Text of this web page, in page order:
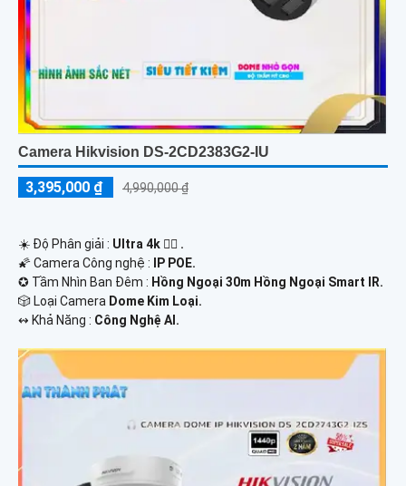
Camera Hikvision DS-2CD2383G2-IU
3,395,000 ₫ 4,990,000 ₫
☀️ Độ Phân giải : Ultra 4k 👍🏾 .
🌠 Camera Công nghệ : IP POE.
✪ Tầm Nhìn Ban Đêm : Hồng Ngoại 30m Hồng Ngoại Smart IR.
🎲 Loại Camera Dome Kim Loại.
️↭ Khả Năng : Công Nghệ AI.